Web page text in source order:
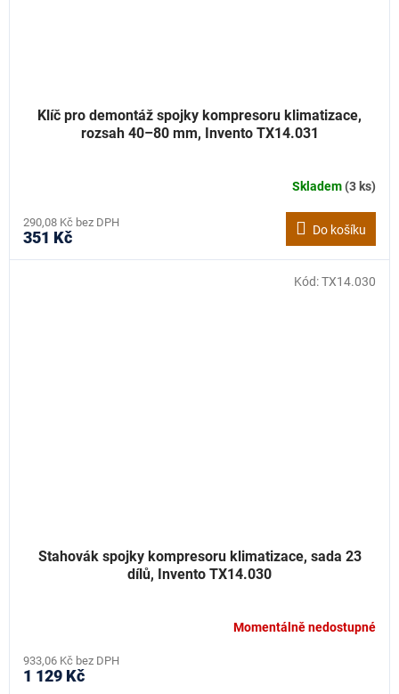
Klíč pro demontáž spojky kompresoru klimatizace,
rozsah 40–80 mm, Invento TX14.031
Skladem(3 ks)
290,08 Kč bez DPH
351 Kč Do košíku
Stahovák spojky kompresoru klimatizace, sada 23
dílů, Invento TX14.030
Momentálně nedostupné
933,06 Kč bez DPH
1 129 Kč
Kód:TX14.030